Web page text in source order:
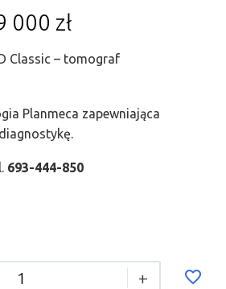
000 zł
Classic – tomograf
Planmeca zapewniająca
693-444-850
+